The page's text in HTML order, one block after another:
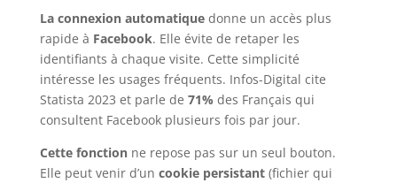
La connexion automatiquedonne un accès plus
rapide à Facebook. Elle évite de retaper les
identifiants à chaque visite. Cette simplicité
intéresse les usages fréquents. Infos-Digital cite
Statista 2023 et parle de 71% des Français qui
consultent Facebook plusieurs fois par jour.
Cette fonctionne repose pas sur un seul bouton.
Elle peut venir d’un cookie persistant(fichier qui